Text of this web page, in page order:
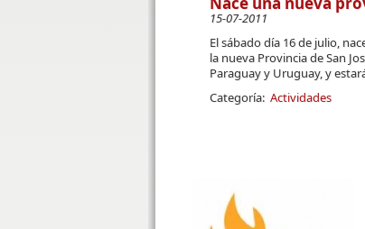
15-07-2011
El sábado día 16 de julio,
la nueva Provincia de San
Paraguay y Uruguay, y
Categoría: Actividades